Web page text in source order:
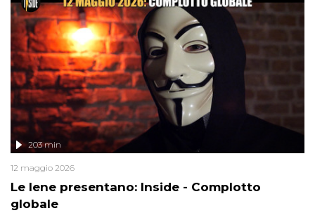
Le Iene presentano: Inside - Complotto
globale
203 min
12 maggio 2026